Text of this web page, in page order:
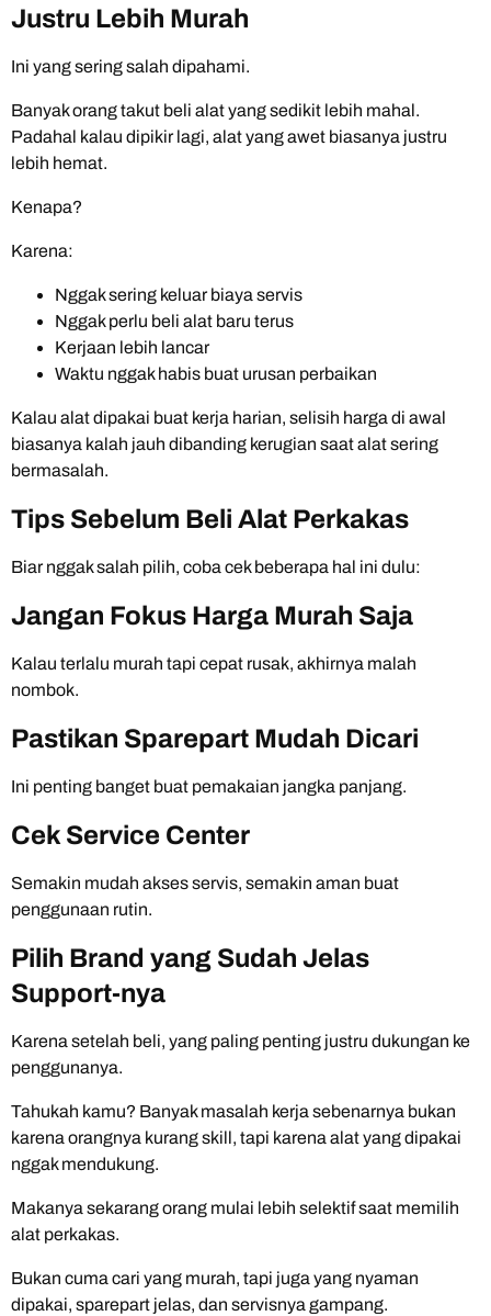
Justru Lebih Murah
Ini yang sering salah dipahami.
Banyak orang takut beli alat yang sedikit lebih mahal.
Padahal kalau dipikir lagi, alat yang awet biasanya justru
lebih hemat.
Kenapa?
Karena:
Nggak sering keluar biaya servis
Nggak perlu beli alat baru terus
Kerjaan lebih lancar
Waktu nggak habis buat urusan perbaikan
Kalau alat dipakai buat kerja harian, selisih harga di awal
biasanya kalah jauh dibanding kerugian saat alat sering
bermasalah.
Tips Sebelum Beli Alat Perkakas
Biar nggak salah pilih, coba cek beberapa hal ini dulu:
Jangan Fokus Harga Murah Saja
Kalau terlalu murah tapi cepat rusak, akhirnya malah
nombok.
Pastikan Sparepart Mudah Dicari
Ini penting banget buat pemakaian jangka panjang.
Cek Service Center
Semakin mudah akses servis, semakin aman buat
penggunaan rutin.
Pilih Brand yang Sudah Jelas
Support-nya
Karena setelah beli, yang paling penting justru dukungan ke
penggunanya.
Tahukah kamu? Banyak masalah kerja sebenarnya bukan
karena orangnya kurang skill, tapi karena alat yang dipakai
nggak mendukung.
Makanya sekarang orang mulai lebih selektif saat memilih
alat perkakas.
Bukan cuma cari yang murah, tapi juga yang nyaman
dipakai, sparepart jelas, dan servisnya gampang.